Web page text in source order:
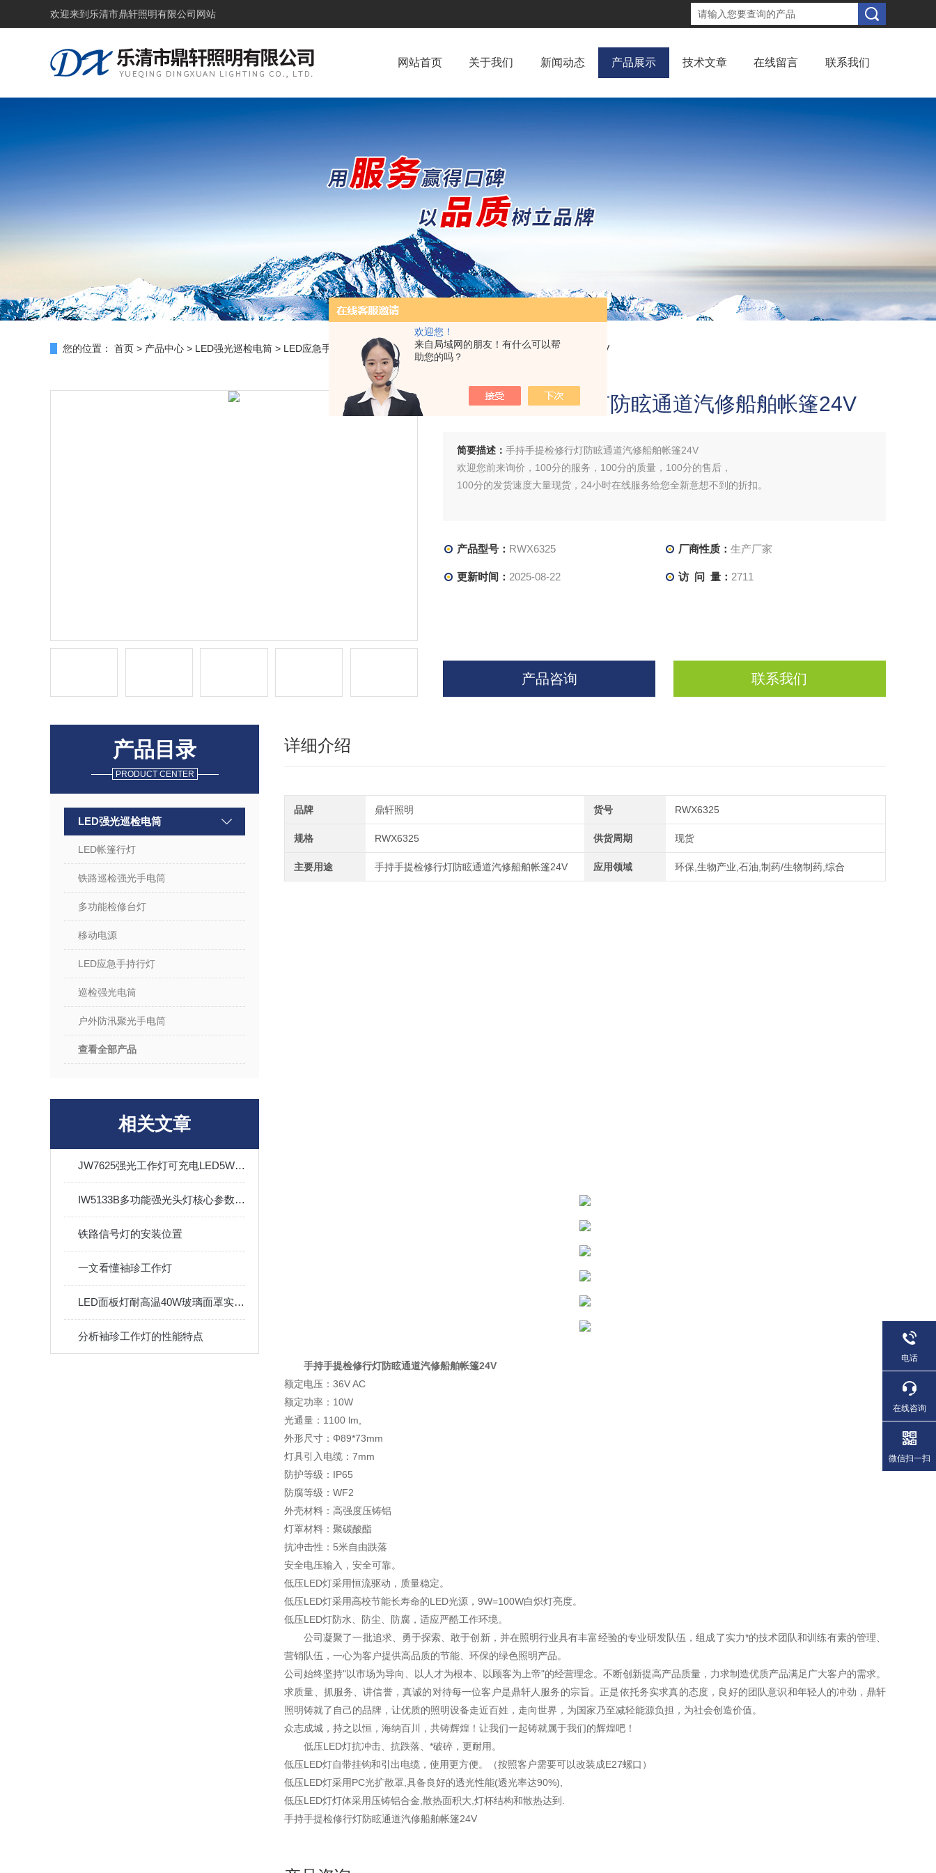
欢迎您！
来自局域网的朋友！有什么可以帮
助您的吗？
欢迎来到 乐清市鼎轩照明有限公司网站
网站首页 关于我们 新闻动态 产品展示 技术文章 在线留言 联系我们
您的位置： 首页 > 产品中心 > LED强光巡检电筒 > LED应急手持行灯 > RWX6325手持手提检修行灯防眩通道汽修船舶帐篷24V
手持手提检修行灯防眩通道汽修船舶帐篷24V
简要描述： 手持手提检修行灯防眩通道汽修船舶帐篷24V
欢迎您前来询价，100分的服务，100分的质量，100分的售后，
100分的发货速度大量现货，24小时在线服务给您全新意想不到的折扣。
产品型号： RWX6325 厂商性质： 生产厂家
更新时间： 2025-08-22 访 问 量： 2711
产品咨询 联系我们
产品目录
PRODUCT CENTER
LED强光巡检电筒
LED帐篷行灯
铁路巡检强光手电筒
多功能检修台灯
移动电源
LED应急手持行灯
巡检强光电筒
户外防汛聚光手电筒
查看全部产品
相关文章
JW7625强光工作灯可充电LED5W防水便携应急手电筒Type-c接口
IW5133B多功能强光头灯核心参数与功能解析
铁路信号灯的安装位置
一文看懂袖珍工作灯
LED面板灯耐高温40W玻璃面罩实验室防酸防腐净化灯
分析袖珍工作灯的性能特点
详细介绍
品牌 鼎轩照明 货号 RWX6325
规格 RWX6325 供货周期 现货
主要用途 手持手提检修行灯防眩通道汽修船舶帐篷24V 应用领域 环保,生物产业,石油,制药/生物制药,综合
手持手提检修行灯防眩通道汽修船舶帐篷24V
额定电压：36V AC
额定功率：10W
光通量：1100 lm,
外形尺寸：Φ89*73mm
灯具引入电缆：7mm
防护等级：IP65
防腐等级：WF2
外壳材料：高强度压铸铝
灯罩材料：聚碳酸酯
抗冲击性：5米自由跌落
安全电压输入，安全可靠。
低压LED灯采用恒流驱动，质量稳定。
低压LED灯采用高校节能长寿命的LED光源，9W=100W白炽灯亮度。
低压LED灯防水、防尘、防腐，适应严酷工作环境。
公司凝聚了一批追求、勇于探索、敢于创新，并在照明行业具有丰富经验的专业研发队伍，组成了实力*的技术团队和训练有素的管理、
营销队伍，一心为客户提供高品质的节能、环保的绿色照明产品。
公司始终坚持"以市场为导向、以人才为根本、以顾客为上帝"的经营理念。不断创新提高产品质量，力求制造优质产品满足广大客户的需求。
求质量、抓服务、讲信誉，真诚的对待每一位客户是鼎轩人服务的宗旨。正是依托务实求真的态度，良好的团队意识和年轻人的冲劲，鼎轩
照明铸就了自己的品牌，让优质的照明设备走近百姓，走向世界，为国家乃至减轻能源负担，为社会创造价值。
众志成城，持之以恒，海纳百川，共铸辉煌！让我们一起铸就属于我们的辉煌吧！
低压LED灯抗冲击、抗跌落、*破碎，更耐用。
低压LED灯自带挂钩和引出电缆，使用更方便。（按照客户需要可以改装成E27螺口）
低压LED灯采用PC光扩散罩,具备良好的透光性能(透光率达90%),
低压LED灯灯体采用压铸铝合金,散热面积大,灯杯结构和散热达到.
手持手提检修行灯防眩通道汽修船舶帐篷24V
电话
在线咨询
微信扫一扫